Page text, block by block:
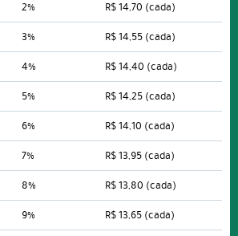
2% R$ 14,70 (cada)
3% R$ 14,55 (cada)
4% R$ 14,40 (cada)
5% R$ 14,25 (cada)
6% R$ 14,10 (cada)
7% R$ 13,95 (cada)
8% R$ 13,80 (cada)
9% R$ 13,65 (cada)